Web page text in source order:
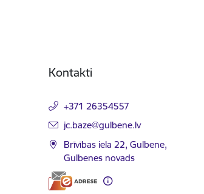
Kontakti
+371 26354557
E-pasts:
jc.baze@gulbene.lv
Brīvības iela 22, Gulbene,
Gulbenes novads